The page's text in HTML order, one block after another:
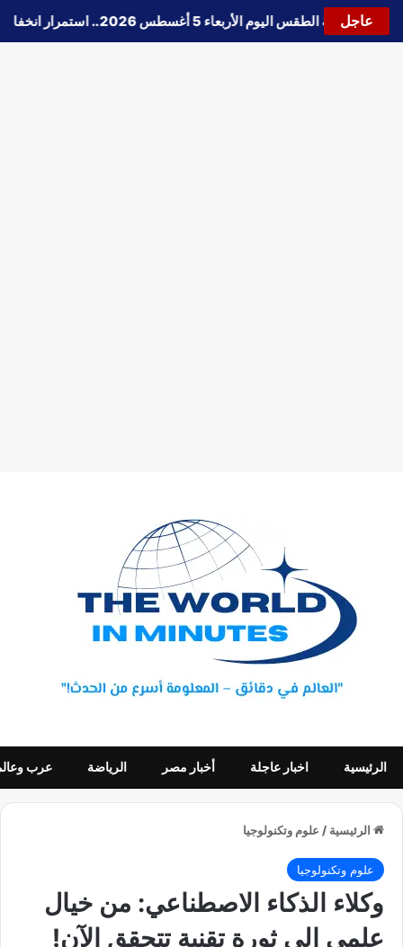
عاجل 🔵حالة الطقس اليوم الأربعاء 5 أغسطس 2026.. استمرار انخفاض الحرارة وتحذيرات من الشبورة واضطراب الملاحة
الرئيسية اخبار عاجلة أخبار مصر الرياضة عرب
الرئيسية / علوم وتكنولوجيا
علوم وتكنولوجيا
وكلاء الذكاء الاصطناعي: من خيال
علمي إلى ثورة تقنية تتحقق الآن!